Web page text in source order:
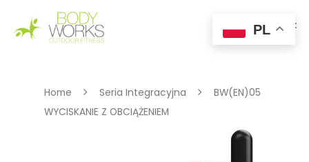
Hit enter to search or ESC to close
Home Seria Integracyjna
BW(EN)05
WYCISKANIE Z OBCIĄŻENIEM
PL